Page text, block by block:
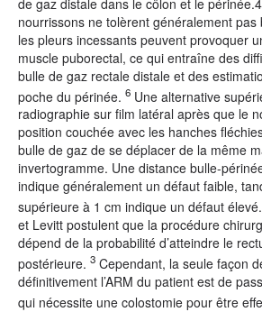
nourrissons ne tolèrent généralement
les pleurs incessants peuvent provoquer
muscle puborectal, ce qui entraîne des
bulle de gaz rectale distale et des
poche du périnée. 6 Une alternative
radiographie sur film latéral après que le
position couchée avec les hanches
bulle de gaz de se déplacer de la même
invertogramme. Une distance bulle-
indique généralement un défaut faible,
supérieure à 1 cm indique un défaut élevé.
et Levitt postulent que la procédure
dépend de la probabilité d’atteindre le
postérieure. 3 Cependant, la seule façon
définitivement l’ARM du patient est de
qui nécessite une colostomie pour être